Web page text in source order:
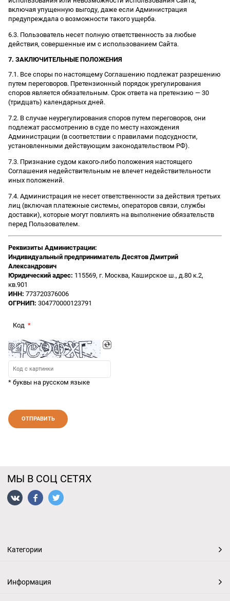
включая упущенную выгоду, даже если Администрация
предупреждала о возможности такого ущерба.
6.3. Пользователь несет полную ответственность за любые
действия, совершенные им с использованием Сайта.
7. ЗАКЛЮЧИТЕЛЬНЫЕ ПОЛОЖЕНИЯ
7.1. Все споры по настоящему Соглашению подлежат разрешению
путем переговоров. Претензионный порядок урегулирования
споров является обязательным. Срок ответа на претензию — 30
(тридцать) календарных дней.
7.2. В случае неурегулирования споров путем переговоров, они
подлежат рассмотрению в суде по месту нахождения
Администрации (в соответствии с правилами подсудности,
установленными действующим законодательством РФ).
7.3. Признание судом какого-либо положения настоящего
Соглашения недействительным не влечет недействительности
иных положений.
7.4. Администрация не несет ответственности за действия третьих
лиц (включая платежные системы, операторов связи, службы
доставки), которые могут повлиять на выполнение обязательств
перед Пользователем.
Реквизиты Администрации:
Индивидуальный предприниматель Десятов Дмитрий
Александрович
Юридический адрес: 115569, г. Москва, Каширское ш., д.80 к.2,
кв.901
ИНН: 773720376006
ОГРНИП: 304770000123791
Код
* буквы на русском языке
МЫ В СОЦ СЕТЯХ
Категории
Информация